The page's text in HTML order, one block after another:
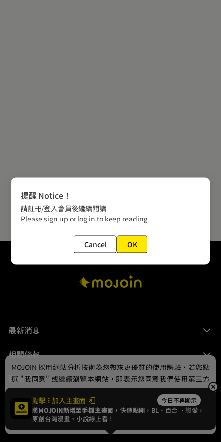
最新消息
相關條款
聯絡我們
© 2024 gamania Digital Entertainment Co., Ltd.
點擊 加入主畫面 今日不再顯示
將MOJOIN新增至手機主畫面，快速點開，BL、 百合 、戀愛，
原創台灣漫畫、小說線上看！
MOJOIN 採用網站分析技術為您帶來更優質的使用體驗，若您點
選 "我同意" 或繼續瀏覽本網站，即表示您同意我們使用第三方
Cookie，欲瞭解更多資訊請見隱私權政策。
我同意
提醒 Notice！
請註冊/登入會員後繼續閱讀
Please sign up or log in to keep reading.
Cancel OK